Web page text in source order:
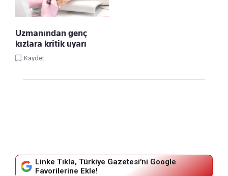
Uzmanından genç
kızlara kritik uyarı
Kaydet
Linke Tıkla, Türkiye Gazetesi'ni Google
Favorilerine Ekle!